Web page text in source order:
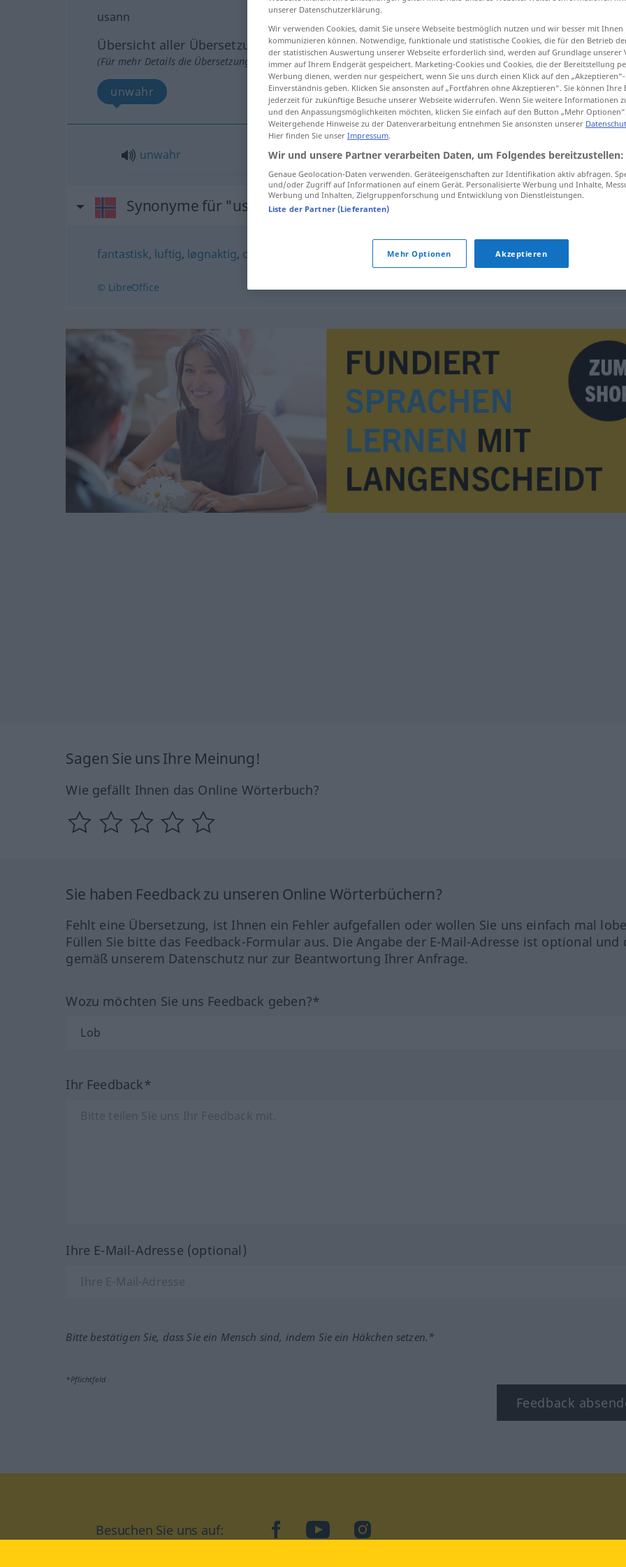
usann
Übersicht aller Übersetzungen
(Für mehr Details die Übersetzung anklicken/antippen)
unwahr
unwahr usann
Synonyme für "usann"
fantastisk, luftig, løgnaktig, oppdiktet virtuell
© LibreOffice
Sagen Sie uns Ihre Meinung!
Wie gefällt Ihnen das Online Wörterbuch?
Sie haben Feedback zu unseren Online Wörterbüchern?
Fehlt eine Übersetzung, ist Ihnen ein Fehler aufgefallen oder wollen Sie uns einfach mal
Füllen Sie bitte das Feedback-Formular aus. Die Angabe der E-Mail-Adresse ist optional und
gemäß unserem Datenschutz nur zur Beantwortung Ihrer Anfrage.
Wozu möchten Sie uns Feedback geben?*
Ihr Feedback*
Ihre E-Mail-Adresse (optional)
Bitte bestätigen Sie, dass Sie ein Mensch sind, indem Sie ein Häkchen setzen.*
*Pflichtfeld
Feedback
Besuchen Sie uns auf: facebookYouTubeInstagram
unserer Datenschutzerklärung.
Wir verwenden Cookies, damit Sie unsere Webseite bestmöglich nutzen und wir besser mit Ihnen
kommunizieren können. Notwendige, funktionale und statistische Cookies, die für den Betrieb
der statistischen Auswertung unserer Webseite erforderlich sind, werden auf Grundlage unserer
immer auf Ihrem Endgerät gespeichert. Marketing-Cookies und Cookies, die der Bereitstellung
Werbung dienen, werden nur gespeichert, wenn Sie uns durch einen Klick auf den
Einverständnis geben. Klicken Sie ansonsten auf „Fortfahren ohne Akzeptieren“. Sie können
jederzeit für zukünftige Besuche unserer Webseite widerrufen. Wenn Sie weitere Informationen
und den Anpassungsmöglichkeiten möchten, klicken Sie einfach auf den Button „Mehr
Weitergehende Hinweise zu der Datenverarbeitung entnehmen Sie ansonsten unserer
Hier finden Sie unser Impressum.
Wir und unsere Partner verarbeiten Daten, um Folgendes bereitzustellen:
Genaue Geolocation-Daten verwenden. Geräteeigenschaften zur Identifikation aktiv abfragen.
und/oder Zugriff auf Informationen auf einem Gerät. Personalisierte Werbung und Inhalte,
Werbung und Inhalten, Zielgruppenforschung und Entwicklung von Dienstleistungen.
Liste der Partner (Lieferanten)
Mehr Optionen Akzeptieren